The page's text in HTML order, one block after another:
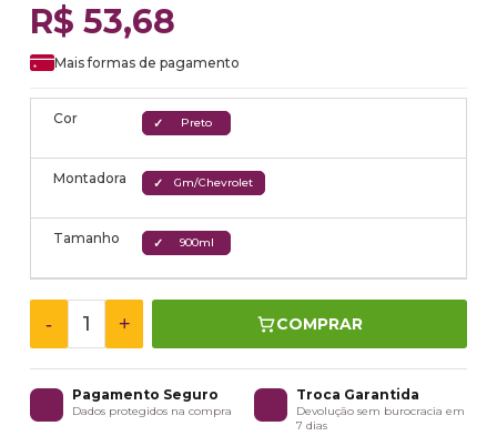
R$ 53,68
Mais formas de pagamento
Cor Preto
Montadora Gm/Chevrolet
Tamanho 900ml
- + COMPRAR
Pagamento Seguro
Dados protegidos na compra
Troca Garantida
Devolução sem burocracia em
7 dias